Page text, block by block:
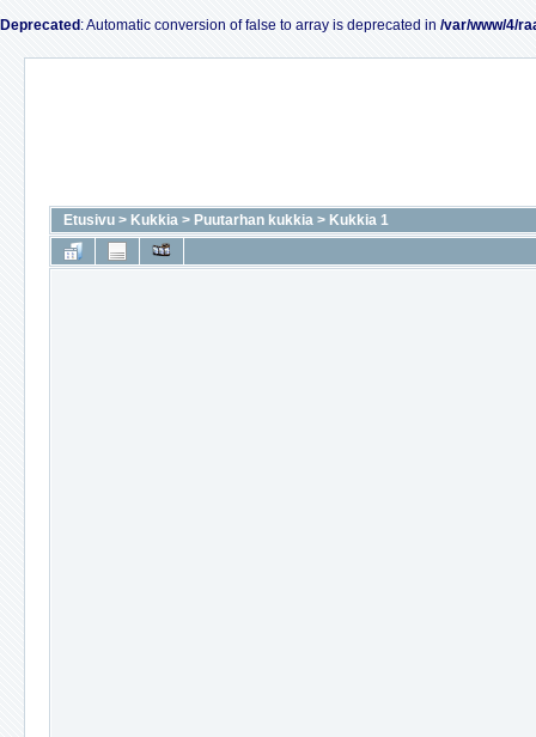
Deprecated : Automatic conversion of false to array is deprecated in /var/www/4/
Etusivu > Kukkia > Puutarhan kukkia > Kukkia 1